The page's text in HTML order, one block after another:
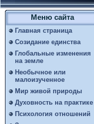
Меню сайта
Главная страница
Созидание единства
Глобальные изменения
на земле
Необычное или
малоизученное
Мир живой природы
Духовность на практике
Психология отношений